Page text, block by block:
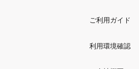
ご利用ガイド
利用環境確認